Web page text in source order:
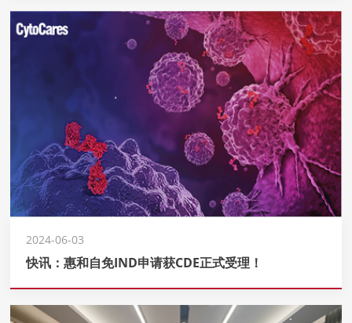
2024-06-03
快讯：惠和自免IND申请获CDE正式受理！